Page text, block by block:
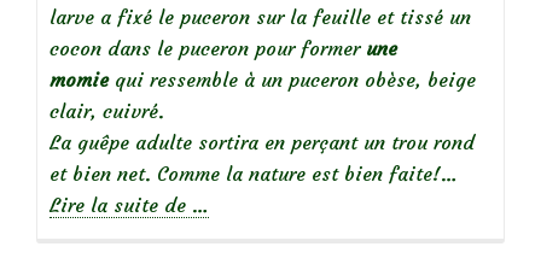
larve a fixé le puceron sur la feuille et tissé un
cocon dans le puceron pour former une
momie qui ressemble à un puceron obèse, beige
clair, cuivré.
La guêpe adulte sortira en perçant un trou rond
et bien net. Comme la nature est bien faite!…
Lire la suite de à
…